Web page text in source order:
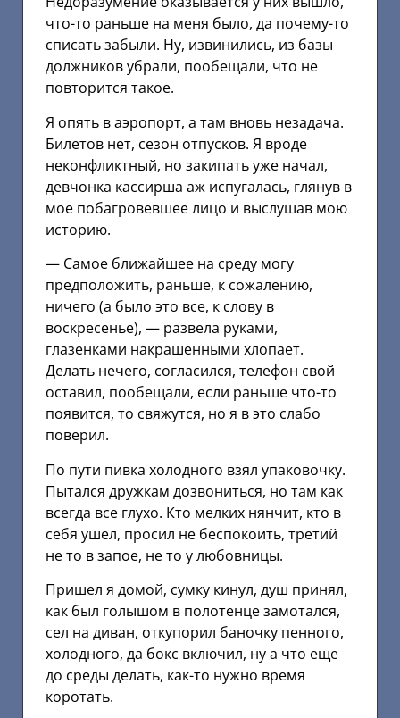
что-то раньше на меня было, да почему-то
списать забыли. Ну, извинились, из базы
должников убрали, пообещали, что не
повторится такое.
Я опять в аэропорт, а там вновь незадача.
Билетов нет, сезон отпусков. Я вроде
неконфликтный, но закипать уже начал,
девчонка кассирша аж испугалась, глянув в
мое побагровевшее лицо и выслушав мою
историю.
— Самое ближайшее на среду могу
предположить, раньше, к сожалению,
ничего (а было это все, к слову в
воскресенье), — развела руками,
глазенками накрашенными хлопает.
Делать нечего, согласился, телефон свой
оставил, пообещали, если раньше что-то
появится, то свяжутся, но я в это слабо
поверил.
По пути пивка холодного взял упаковочку.
Пытался дружкам дозвониться, но там как
всегда все глухо. Кто мелких нянчит, кто в
себя ушел, просил не беспокоить, третий
не то в запое, не то у любовницы.
Пришел я домой, сумку кинул, душ принял,
как был голышом в полотенце замотался,
сел на диван, откупорил баночку пенного,
холодного, да бокс включил, ну а что еще
до среды делать, как-то нужно время
коротать.